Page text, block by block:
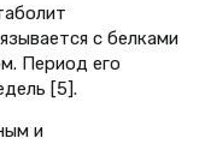
с белками
Период его
[5].
и